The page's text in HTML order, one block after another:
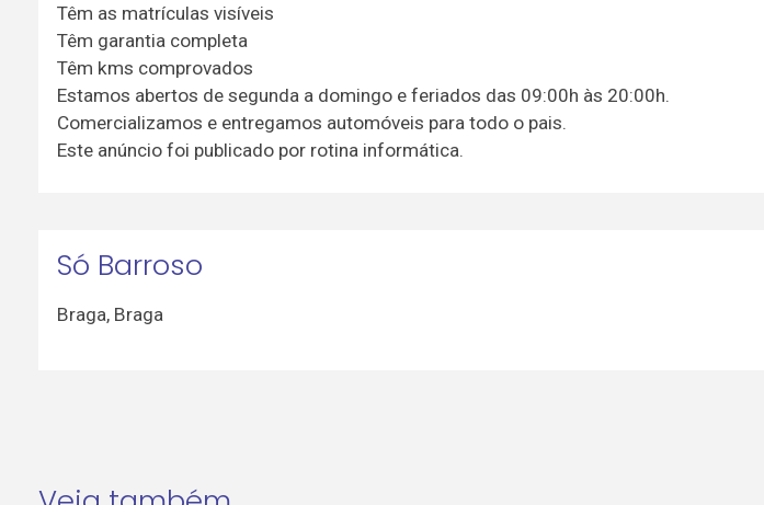
Têm as matrículas visíveis
Têm garantia completa
Têm kms comprovados
Estamos abertos de segunda a domingo e feriados das 09:00h às 20:00h.
Comercializamos e entregamos automóveis para todo o pais.
Este anúncio foi publicado por rotina informática.
Só Barroso
Braga, Braga